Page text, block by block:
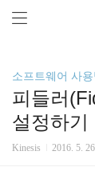
소프트웨어 사
피들러
설정하기
Kinesis 2016. 5.